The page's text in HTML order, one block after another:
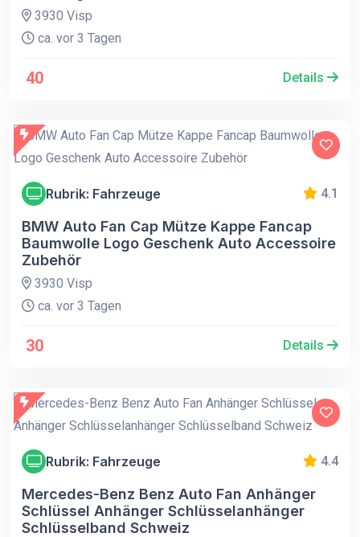
3930 Visp
ca. vor 3 Tagen
40 Details
Rubrik: Fahrzeuge 4.1
BMW Auto Fan Cap Mütze Kappe Fancap
Baumwolle Logo Geschenk Auto Accessoire
Zubehör
3930 Visp
ca. vor 3 Tagen
30 Details
Rubrik: Fahrzeuge 4.4
Mercedes-Benz Benz Auto Fan Anhänger
Schlüssel Anhänger Schlüsselanhänger
Schlüsselband Schweiz